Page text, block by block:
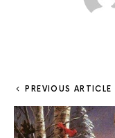
PREVIOUS ARTICLE